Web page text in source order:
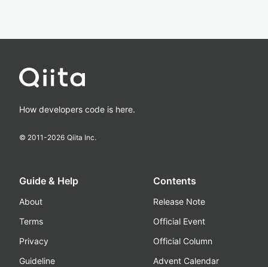
How developers code is here.
© 2011-2026 Qiita Inc.
Guide & Help
About
Terms
Privacy
Guideline
Contents
Release Note
Official Event
Official Column
Advent Calendar